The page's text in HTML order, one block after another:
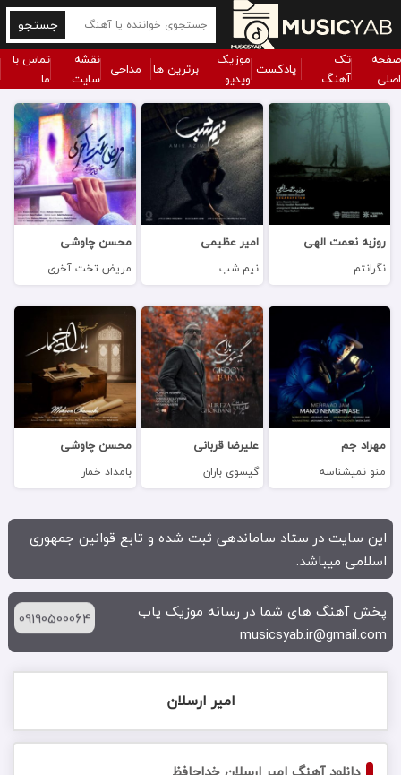
جستجو
صفحه
اصلی
تک
آهنگ
پادکست موزیک
ویدیو
برترین ها مداحی نقشه
سایت
تماس با
ما
روزبه نعمت الهی
نگرانتم
امیر عظیمی
نیم شب
محسن چاوشی
مریض تخت آخری
مهراد جم
منو نمیشناسه
علیرضا قربانی
گیسوی باران
محسن چاوشی
بامداد خمار
این سایت در ستاد ساماندهی ثبت شده و تابع قوانین جمهوری
اسلامی میباشد.
پخش آهنگ های شما در رسانه موزیک یاب
musicsyab.ir@gmail.com
09190500064
امیر ارسلان